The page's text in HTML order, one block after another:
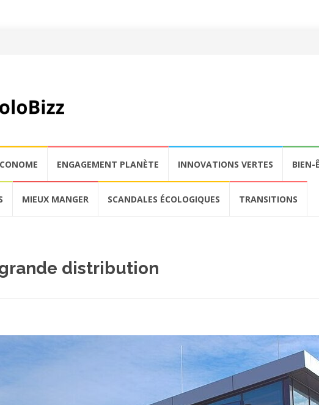
ENGAGEMENT PLANÈTE INNOVATIONS VERTES BIEN-
MIEUX MANGER SCANDALES ÉCOLOGIQUES TRANSITIONS
distribution